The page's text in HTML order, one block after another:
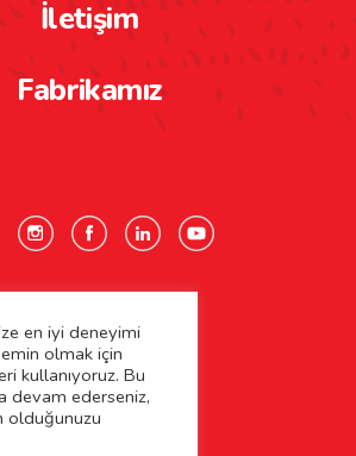
İletişim
Fabrikamız
Gizlilik Politikası
Çerez Politikası
en iyi deneyimi
emin olmak için
kullanıyoruz. Bu
devam ederseniz,
olduğunuzu